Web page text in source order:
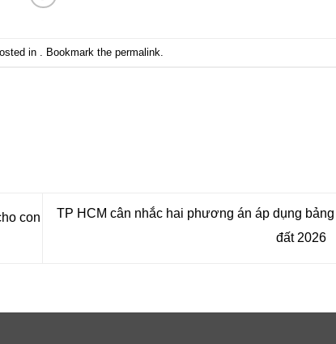
in . Bookmark the permalink
con
TP HCM cân nhắc hai phương án áp dụng
đất 2026